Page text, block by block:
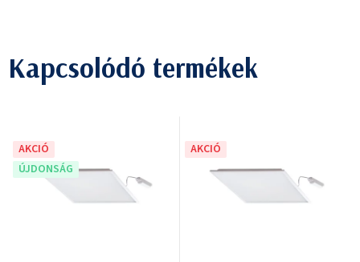
Kapcsolódó termékek
AKCIÓ
ÚJDONSÁG
AKCIÓ